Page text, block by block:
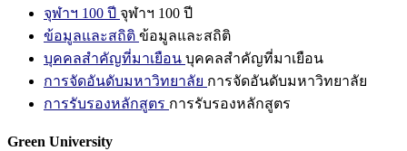
จุฬาฯ 100 ปี จุฬาฯ 100 ปี
ข้อมูลและสถิติ ข้อมูลและสถิติ
บุคคลสำคัญที่มาเยือน บุคคลสำคัญที่มาเยือน
การจัดอันดับมหาวิทยาลัย การจัดอันดับมหาวิทยาลัย
การรับรองหลักสูตร การรับรองหลักสูตร
Green University